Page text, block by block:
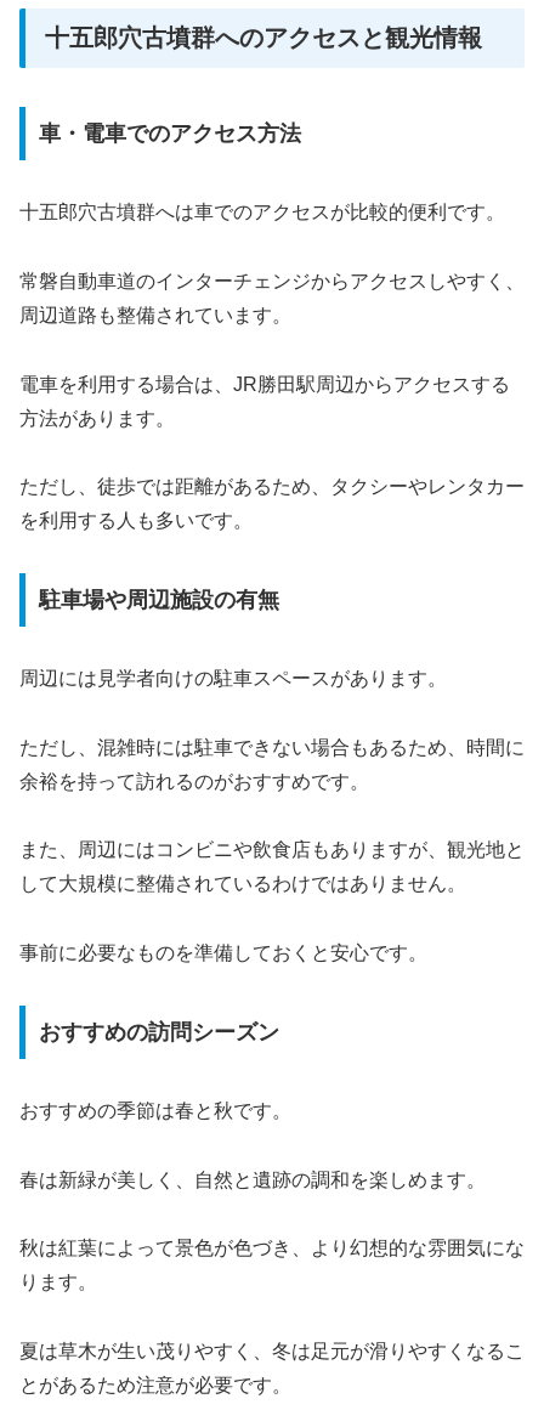
十五郎穴古墳群へのアクセスと観光情報
車・電車でのアクセス方法
十五郎穴古墳群へは車でのアクセスが比較的便利です。
常磐自動車道のインターチェンジからアクセスしやすく、
周辺道路も整備されています。
電車を利用する場合は、JR勝田駅周辺からアクセスする
方法があります。
ただし、徒歩では距離があるため、タクシーやレンタカー
を利用する人も多いです。
駐車場や周辺施設の有無
周辺には見学者向けの駐車スペースがあります。
ただし、混雑時には駐車できない場合もあるため、時間に
余裕を持って訪れるのがおすすめです。
また、周辺にはコンビニや飲食店もありますが、観光地と
して大規模に整備されているわけではありません。
事前に必要なものを準備しておくと安心です。
おすすめの訪問シーズン
おすすめの季節は春と秋です。
春は新緑が美しく、自然と遺跡の調和を楽しめます。
秋は紅葉によって景色が色づき、より幻想的な雰囲気にな
ります。
夏は草木が生い茂りやすく、冬は足元が滑りやすくなるこ
とがあるため注意が必要です。